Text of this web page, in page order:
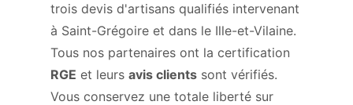
trois devis d'artisans qualifiés intervenant
à Saint-Grégoire et dans le Ille-et-Vilaine.
Tous nos partenaires ont la certification
RGE et leurs avis clients sont vérifiés.
Vous conservez une totale liberté sur